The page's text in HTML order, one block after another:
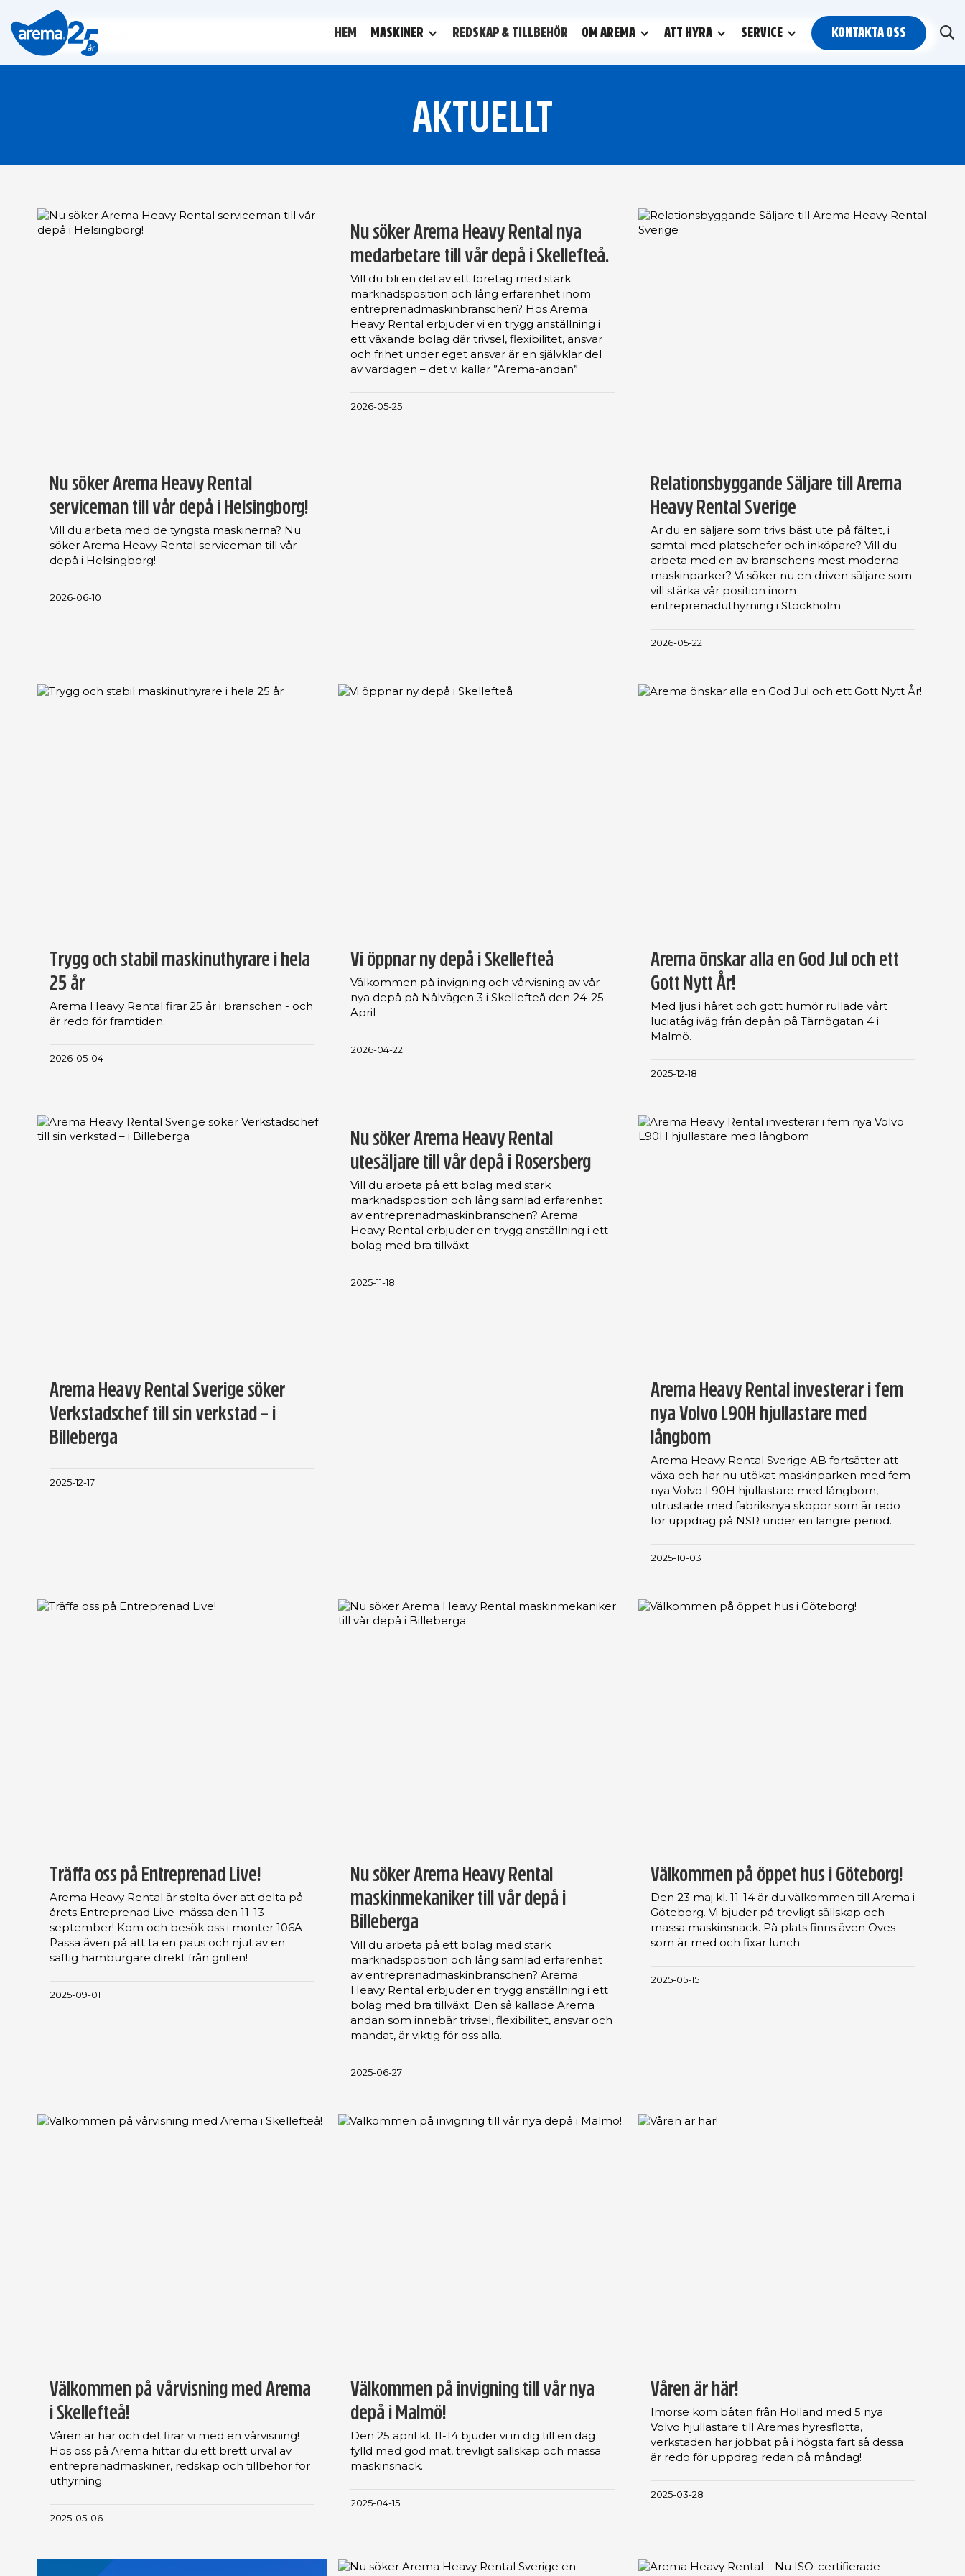
HEM MASKINER REDSKAP & TILLBEHÖR OM AREMA ATT HYRA SERVICE KONTAKTA OSS
AKTUELLT
Nu söker Arema Heavy Rental
serviceman till vår depå i Helsingborg!
Vill du arbeta med de tyngsta maskinerna? Nu
söker Arema Heavy Rental serviceman till vår
depå i Helsingborg!
2026-06-10
Nu söker Arema Heavy Rental nya
medarbetare till vår depå i Skellefteå.
Vill du bli en del av ett företag med stark
marknadsposition och lång erfarenhet inom
entreprenadmaskinbranschen? Hos Arema
Heavy Rental erbjuder vi en trygg anställning i
ett växande bolag där trivsel, flexibilitet, ansvar
och frihet under eget ansvar är en självklar del
av vardagen – det vi kallar ”Arema-andan”.
2026-05-25
Relationsbyggande Säljare till Arema
Heavy Rental Sverige
Är du en säljare som trivs bäst ute på fältet, i
samtal med platschefer och inköpare? Vill du
arbeta med en av branschens mest moderna
maskinparker? Vi söker nu en driven säljare som
vill stärka vår position inom
entreprenaduthyrning i Stockholm.
2026-05-22
Trygg och stabil maskinuthyrare i hela
25 år
Arema Heavy Rental firar 25 år i branschen - och
är redo för framtiden.
2026-05-04
Vi öppnar ny depå i Skellefteå
Välkommen på invigning och vårvisning av vår
nya depå på Nålvägen 3 i Skellefteå den 24-25
April
2026-04-22
Arema önskar alla en God Jul och ett
Gott Nytt År!
Med ljus i håret och gott humör rullade vårt
luciatåg iväg från depån på Tärnögatan 4 i
Malmö.
2025-12-18
Arema Heavy Rental Sverige söker
Verkstadschef till sin verkstad – i
Billeberga
2025-12-17
Nu söker Arema Heavy Rental
utesäljare till vår depå i Rosersberg
Vill du arbeta på ett bolag med stark
marknadsposition och lång samlad erfarenhet
av entreprenadmaskinbranschen? Arema
Heavy Rental erbjuder en trygg anställning i ett
bolag med bra tillväxt.
2025-11-18
Arema Heavy Rental investerar i fem
nya Volvo L90H hjullastare med
långbom
Arema Heavy Rental Sverige AB fortsätter att
växa och har nu utökat maskinparken med fem
nya Volvo L90H hjullastare med långbom,
utrustade med fabriksnya skopor som är redo
för uppdrag på NSR under en längre period.
2025-10-03
Träffa oss på Entreprenad Live!
Arema Heavy Rental är stolta över att delta på
årets Entreprenad Live-mässa den 11-13
september! Kom och besök oss i monter 106A.
Passa även på att ta en paus och njut av en
saftig hamburgare direkt från grillen!
2025-09-01
Nu söker Arema Heavy Rental
maskinmekaniker till vår depå i
Billeberga
Vill du arbeta på ett bolag med stark
marknadsposition och lång samlad erfarenhet
av entreprenadmaskinbranschen? Arema
Heavy Rental erbjuder en trygg anställning i ett
bolag med bra tillväxt. Den så kallade Arema
andan som innebär trivsel, flexibilitet, ansvar och
mandat, är viktig för oss alla.
2025-06-27
Välkommen på öppet hus i Göteborg!
Den 23 maj kl. 11-14 är du välkommen till Arema i
Göteborg. Vi bjuder på trevligt sällskap och
massa maskinsnack. På plats finns även Oves
som är med och fixar lunch.
2025-05-15
Välkommen på vårvisning med Arema
i Skellefteå!
Våren är här och det firar vi med en vårvisning!
Hos oss på Arema hittar du ett brett urval av
entreprenadmaskiner, redskap och tillbehör för
uthyrning.
2025-05-06
Välkommen på invigning till vår nya
depå i Malmö!
Den 25 april kl. 11-14 bjuder vi in dig till en dag
fylld med god mat, trevligt sällskap och massa
maskinsnack.
2025-04-15
Våren är här!
Imorse kom båten från Holland med 5 nya
Volvo hjullastare till Aremas hyresflotta,
verkstaden har jobbat på i högsta fart så dessa
är redo för uppdrag redan på måndag!
2025-03-28